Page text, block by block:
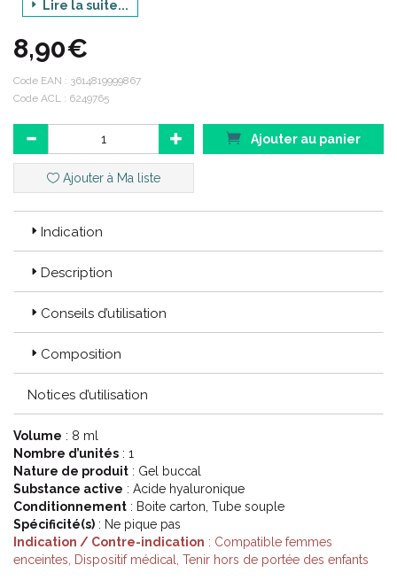
Produit : FORTE GEL BUCCAL
Code ACL : 6249765
Code EAN : 3614819999867
Lire la suite...
8,90€
Code EAN : 3614819999867
Code ACL : 6249765
Ajouter au panier
Ajouter à Ma liste
Indication
Description
Conseils d’utilisation
Composition
Notices d’utilisation
Volume : 8 ml
Nombre d’unités : 1
Nature de produit : Gel buccal
Substance active : Acide hyaluronique
Conditionnement : Boite carton, Tube souple
Spécificité(s) : Ne pique pas
Indication / Contre-indication : Compatible femmes
enceintes, Dispositif médical, Tenir hors de portée des enfants